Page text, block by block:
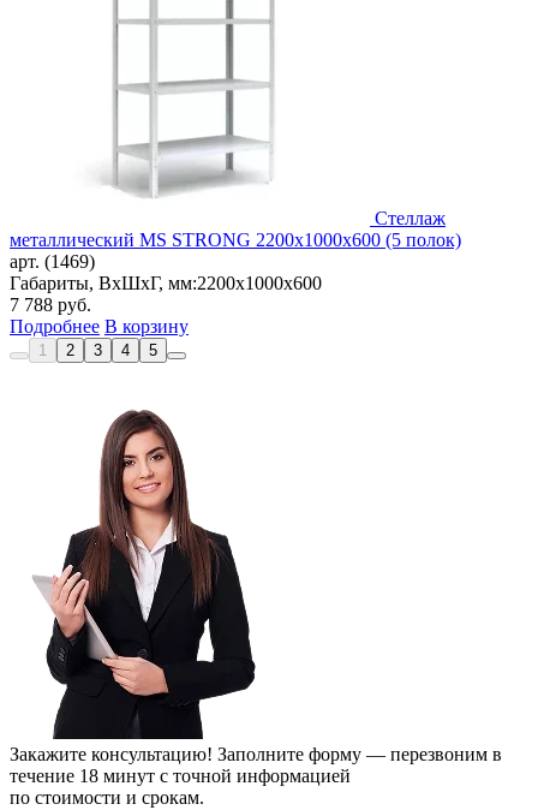
Стеллаж
металлический MS STRONG 2200x1000x600 (5 полок)
арт. (1469)
Габариты, ВxШxГ, мм:2200x1000x600
7 788 руб.
Подробнее В корзину
1 2 3 4 5
Закажите консультацию! Заполните форму — перезвоним в
течение 18 минут с точной информацией
по стоимости и срокам.